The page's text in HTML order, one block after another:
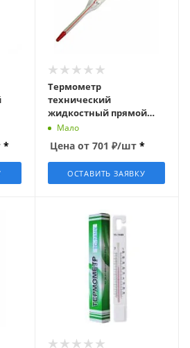
*
Термометр
технический
жидкостный прямой
ТТЖ-П №4, Термоприбор
Мало
Цена от 701 ₽/шт *
ОСТАВИТЬ ЗАЯВКУ